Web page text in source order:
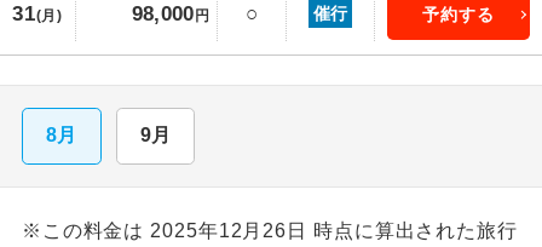
31(月) 98,000 円 ○ 催行 予約する
8月 9月
※この料金は 2025年12月26日 時点に算出された旅行